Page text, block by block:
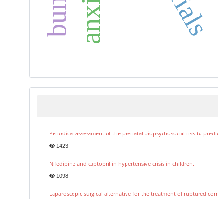
Periodical assessment of the prenatal biopsychosocial risk to
1423
Nifedipine and captopril in hypertensive crisis in children.
1098
Laparoscopic surgical alternative for the treatment of ruptured